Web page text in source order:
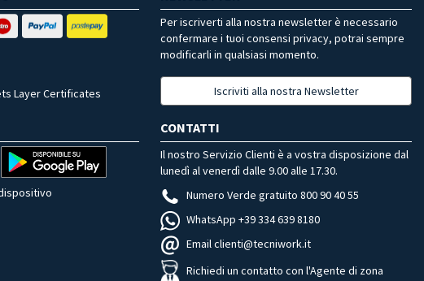
Layer Certificates
Per iscriverti alla nostra newsletter è necessario
confermare i tuoi consensi privacy, potrai sempre
modificarli in qualsiasi momento.
Iscriviti alla nostra Newsletter
CONTATTI
Il nostro Servizio Clienti è a vostra disposizione dal
lunedì al venerdì dalle 9.00 alle 17.30.
Numero Verde gratuito 800 90 40 55
WhatsApp +39 334 639 8180
Email clienti@tecniwork.it
Richiedi un contatto con l'Agente di zona